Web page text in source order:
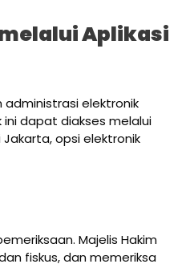
Aplikasi
administrasi elektronik
ini dapat diakses melalui
opsi elektronik
Majelis Hakim
fiskus, dan memeriksa